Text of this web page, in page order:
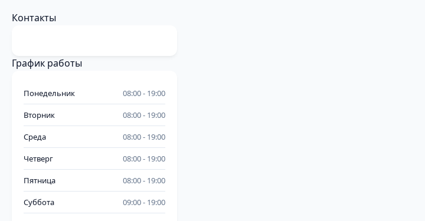
Контакты
График работы
Понедельник 08:00 19:00
Вторник 08:00 19:00
Среда 08:00 19:00
Четверг 08:00 19:00
Пятница 08:00 19:00
Суббота 09:00 19:00